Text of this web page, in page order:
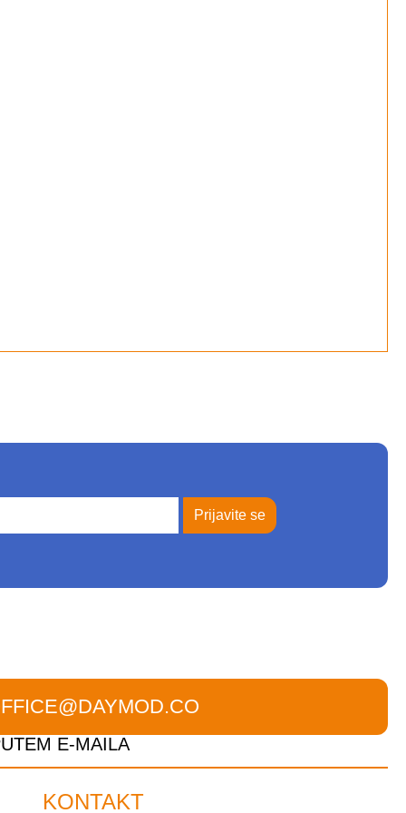
Prijavite se
E-MAILA
KONTAKT